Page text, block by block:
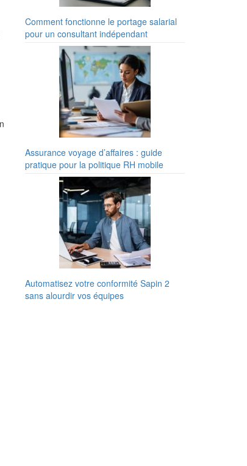
Comment fonctionne le portage salarial
pour un consultant indépendant
Assurance voyage d’affaires : guide
pratique pour la politique RH mobile
Automatisez votre conformité Sapin 2
sans alourdir vos équipes